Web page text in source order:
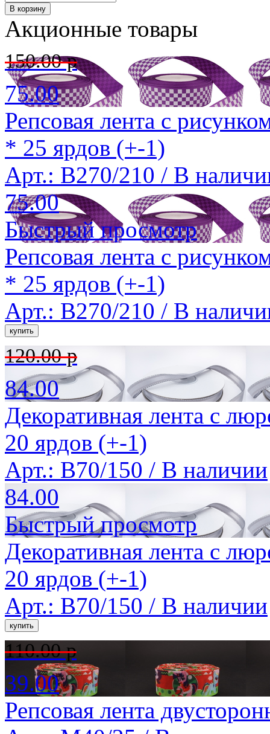
Акционные товары
150.00 р
75.00
Репсовая лента с
* 25 ярдов (+-1)
Арт.: B270/210 / В
75.00
Быстрый просмотр
Репсовая лента с
* 25 ярдов (+-1)
Арт.: B270/210 / В
120.00 р
84.00
Декоративная лента с
20 ярдов (+-1)
Арт.: B70/150 / В наличии
84.00
Быстрый просмотр
Декоративная лента с
20 ярдов (+-1)
Арт.: B70/150 / В наличии
110.00 р
39.00
Репсовая лента